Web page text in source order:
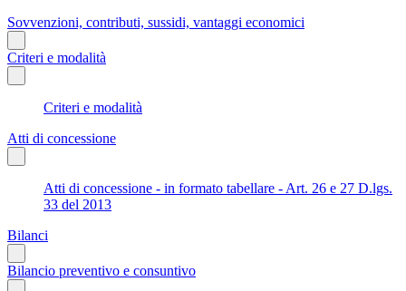
Sovvenzioni, contributi, sussidi, vantaggi economici
Criteri e modalità
Criteri e modalità
Atti di concessione
Atti di concessione - in formato tabellare - Art. 26 e 27 D.lgs.
33 del 2013
Bilanci
Bilancio preventivo e consuntivo